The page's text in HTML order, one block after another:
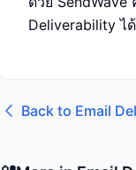
Deliverability ไ
Back to Email